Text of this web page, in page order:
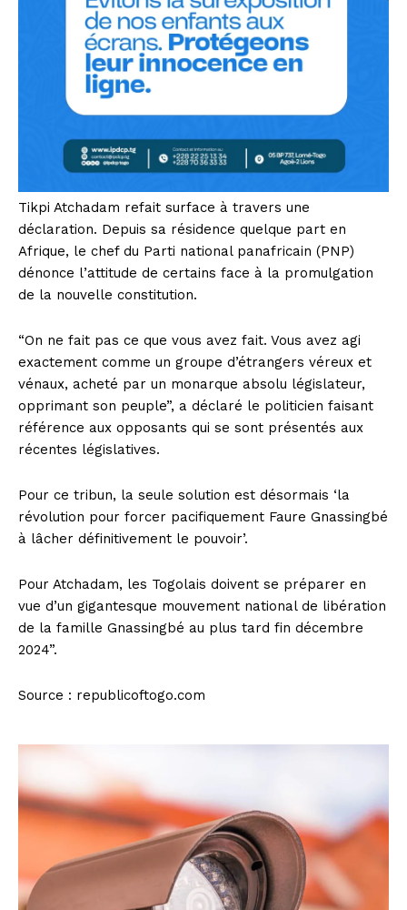
Tikpi Atchadam refait surface à travers une
déclaration. Depuis sa résidence quelque part en
Afrique, le chef du Parti national panafricain (PNP)
dénonce l’attitude de certains face à la promulgation
de la nouvelle constitution.
“On ne fait pas ce que vous avez fait. Vous avez agi
exactement comme un groupe d’étrangers véreux et
vénaux, acheté par un monarque absolu législateur,
opprimant son peuple”, a déclaré le politicien faisant
référence aux opposants qui se sont présentés aux
récentes législatives.
Pour ce tribun, la seule solution est désormais ‘la
révolution pour forcer pacifiquement Faure Gnassingbé
à lâcher définitivement le pouvoir’.
Pour Atchadam, les Togolais doivent se préparer en
vue d’un gigantesque mouvement national de libération
de la famille Gnassingbé au plus tard fin décembre
2024”.
Source : republicoftogo.com